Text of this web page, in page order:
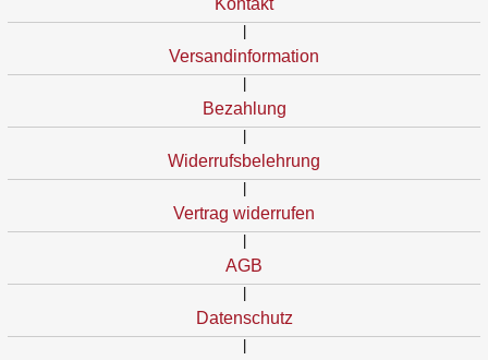
Kontakt
Versandinformation
Bezahlung
Widerrufsbelehrung
Vertrag widerrufen
AGB
Datenschutz